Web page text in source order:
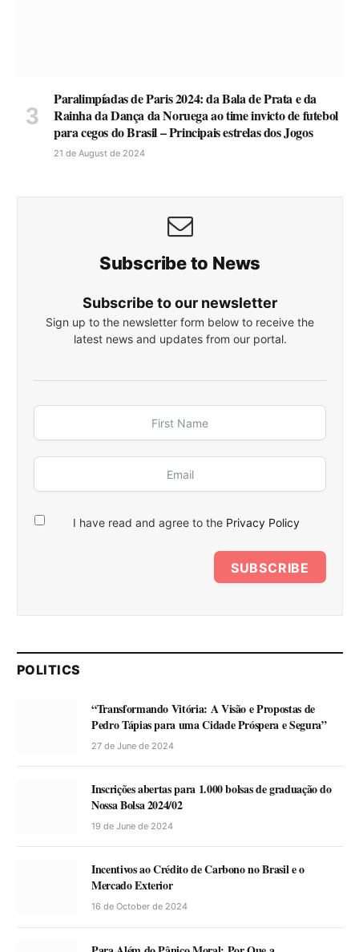
Paralimpíadas de Paris 2024: da Bala de Prata e da
Rainha da Dança da Noruega ao time invicto de futebol
para cegos do Brasil – Principais estrelas dos Jogos
21 de August de 2024
Subscribe to News
Subscribe to our newsletter
Sign up to the newsletter form below to receive the
latest news and updates from our portal.
I have read and agree to the Privacy Policy
SUBSCRIBE
POLITICS
“Transformando Vitória: A Visão e Propostas de
Pedro Tápias para uma Cidade Próspera e Segura”
27 de June de 2024
Inscrições abertas para 1.000 bolsas de graduação do
Nossa Bolsa 2024/02
19 de June de 2024
Incentivos ao Crédito de Carbono no Brasil e o
Mercado Exterior
16 de October de 2024